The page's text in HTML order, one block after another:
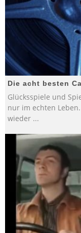
Die acht besten
Glücksspiele und
nur im echten
wieder ...